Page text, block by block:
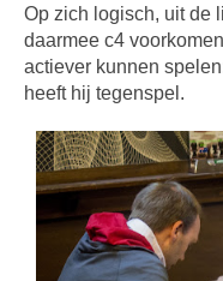
Op zich logisch, uit de
daarmee c4
actiever kunnen
heeft hij tegenspel.